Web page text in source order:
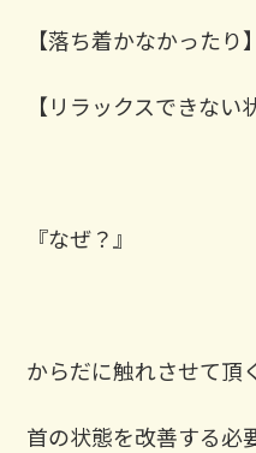
【落ち着かなかったり】
【リラックスできない
『なぜ？』 ⁡ ⁡
からだに触れさせて頂
首の状態を改善する必